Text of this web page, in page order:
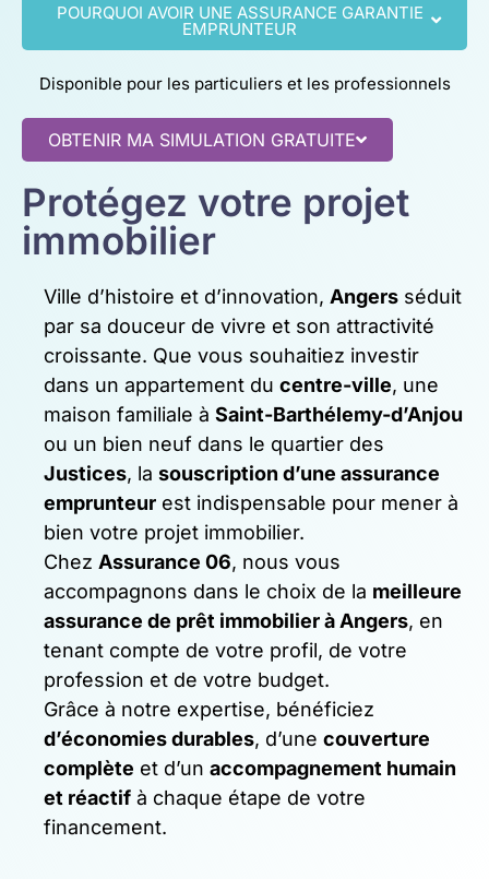
POURQUOI AVOIR UNE ASSURANCE GARANTIE
EMPRUNTEUR
Disponible pour les particuliers et les professionnels
OBTENIR MA SIMULATION GRATUITE
Protégez votre projet
immobilier
Ville d’histoire et d’innovation, Angers séduit
par sa douceur de vivre et son attractivité
croissante. Que vous souhaitiez investir
dans un appartement ducentre-ville, une
maison familiale àSaint-Barthélemy-d’Anjou
ou un bien neuf dans le quartier des
Justices, lasouscription d’une assurance
emprunteur est indispensable pour mener à
bien votre projet immobilier.
Chez Assurance 06, nous vous
accompagnons dans le choix de la meilleure
assurance de prêt immobilier à Angers, en
tenant compte de votre profil, de votre
profession et de votre budget.
Grâce à notre expertise, bénéficiez
d’économies durables, d’unecouverture
complète et d’unaccompagnement humain
et réactif à chaque étape de votre
financement.